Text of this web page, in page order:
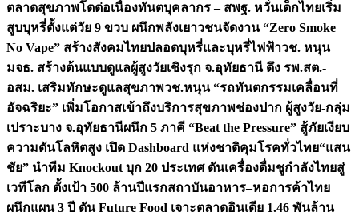
ตลาดสุขภาพโตต่อเนื่องทันตบุคลากร – สพฐ. หวั่นเด็กไทยเริ่ม
สูบบุหรี่ตั้งแต่วัย 9 ขวบ ผนึกพลังเยาวชนจัดงาน “Zero Smoke
No Vape” สร้างสังคมไทยปลอดบุหรี่และบุหรี่ไฟฟ้าวช. หนุน
มจธ. สร้างต้นแบบดูแลผู้สูงวัยเชิงรุก จ.อุทัยธานี ดึง รพ.สต.-
อสม. เสริมทักษะดูแลสุขภาพวช.หนุน “รถทันตกรรมเคลื่อนที่
อัจฉริยะ” เพิ่มโอกาสเข้าถึงบริการสุขภาพช่องปาก ผู้สูงวัย-กลุ่ม
เปราะบาง จ.อุทัยธานีผนึก 5 ภาคี “Beat the Pressure” สู้ภัยเงียบ
ความดันโลหิตสูง เปิด Dashboard แห่งชาติคุมโรคทั่วไทย“แสน
ชัย” นำทีม Knockout บุก 20 ประเทศ ดันเครื่องดื่มชูกำลังไทยสู่
เวทีโลก ตั้งเป้า 500 ล้านปีแรกสถาบันอาหาร–หอการค้าไทย
ผนึกแผน 3 ปี ดัน Future Food เจาะตลาดอินเดีย 1.46 พันล้าน